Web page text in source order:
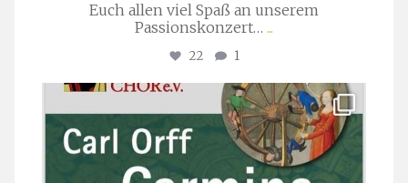
Euch allen viel Spaß an unserem
Passionskonzert… ...
22 1
stuttgarter_oratorienchor
Juli 22